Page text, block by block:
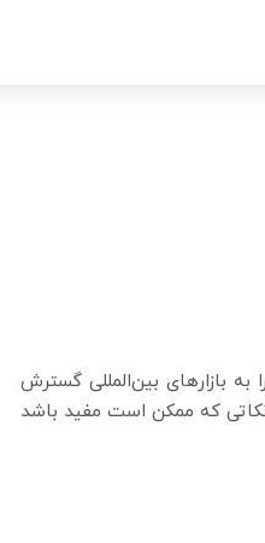
بازارهای بین‌المللی گسترش
نکاتی که ممکن است مفید باشد